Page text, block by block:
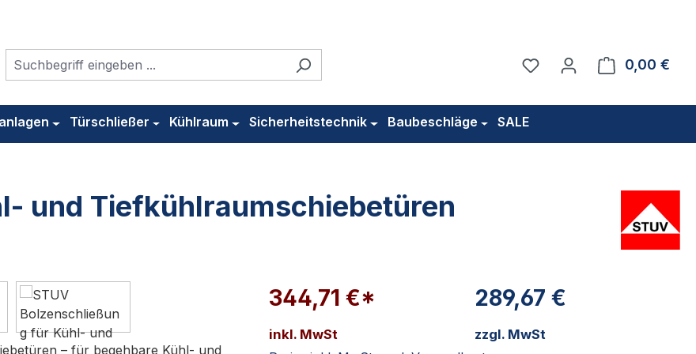
Du hast 0 Produkte auf
0,00 €
Türschließer Kühlraum Sicherheitstechnik Baubeschläge SALE
und Tiefkühlraumschiebetüren
344,71 €*
inkl. MwSt
289,67 €
zzgl. MwSt